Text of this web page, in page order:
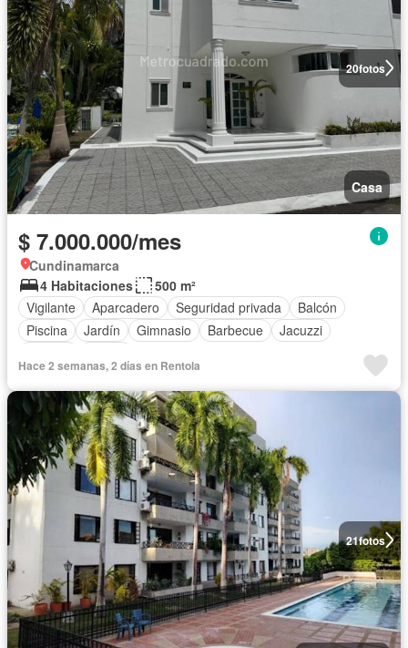
20fotos
Casa
$ 7.000.000/mes
Cundinamarca
4 Habitaciones
500 m²
Vigilante
Aparcadero Seguridad privada
Balcón
Piscina
Jardín Gimnasio Barbecue
Jacuzzi
Hace 2 semanas, 2 días en Rentola
21fotos